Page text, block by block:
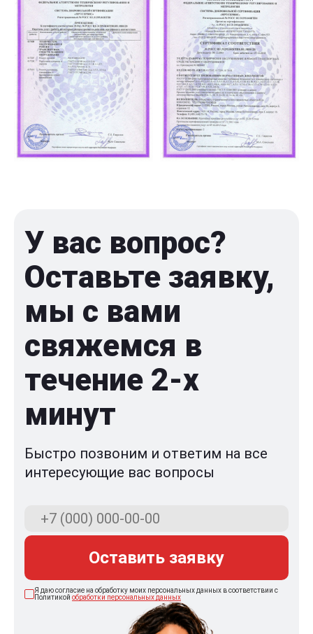
У вас вопрос?
Оставьте заявку,
мы с вами
свяжемся в
течение 2-x
минут
Быстро позвоним и ответим на все
интересующие вас вопросы
Оставить заявку
Я даю согласие на обработку моих персональных данных в соответствии с
Политикой обработки персональных данных